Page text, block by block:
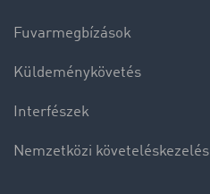
Fuvarmegbízások
Küldeménykövetés
Interfészek
Nemzetközi követeléskezelés